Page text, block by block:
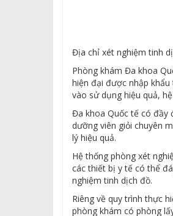
Địa chỉ xét nghiệm tinh
Phòng khám Đa khoa
hiện đại được nhập
vào sử dụng hiệu quả,
Đa khoa Quốc tế có đầy
dưỡng viên giỏi chuyên
lý hiệu quả.
Hệ thống phòng xét
các thiết bị y tế có thể
nghiệm tinh dịch đồ.
Riêng về quy trình thực
phòng khám có phòng